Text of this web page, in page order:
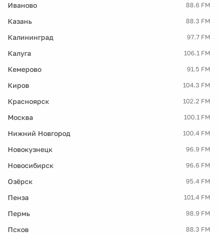
Иваново 88.6 FM
Казань 88.3 FM
Калининград 97.7 FM
Калуга 106.1 FM
Кемерово 91.5 FM
Киров 104.3 FM
Красноярск 102.2 FM
Москва 100.1 FM
Нижний Новгород 100.4 FM
Новокузнецк 96.9 FM
Новосибирск 96.6 FM
Озёрск 95.4 FM
Пенза 101.4 FM
Пермь 98.9 FM
Псков 88.3 FM